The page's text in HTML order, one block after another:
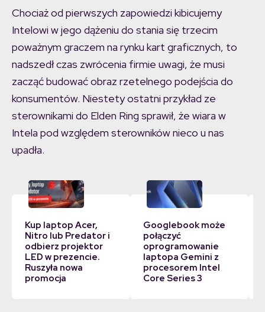
Chociaż od pierwszych zapowiedzi kibicujemy
Intelowi w jego dążeniu do stania się trzecim
poważnym graczem na rynku kart graficznych, to
nadszedł czas zwrócenia firmie uwagi, że musi
zacząć budować obraz rzetelnego podejścia do
konsumentów. Niestety ostatni przykład ze
sterownikami do Elden Ring sprawił, że wiara w
Intela pod względem sterowników nieco u nas
upadła.
Kup laptop Acer,
Nitro lub Predator i
odbierz projektor
LED w prezencie.
Ruszyła nowa
promocja
Googlebook może
połączyć
oprogramowanie
laptopa Gemini z
procesorem Intel
Core Series 3